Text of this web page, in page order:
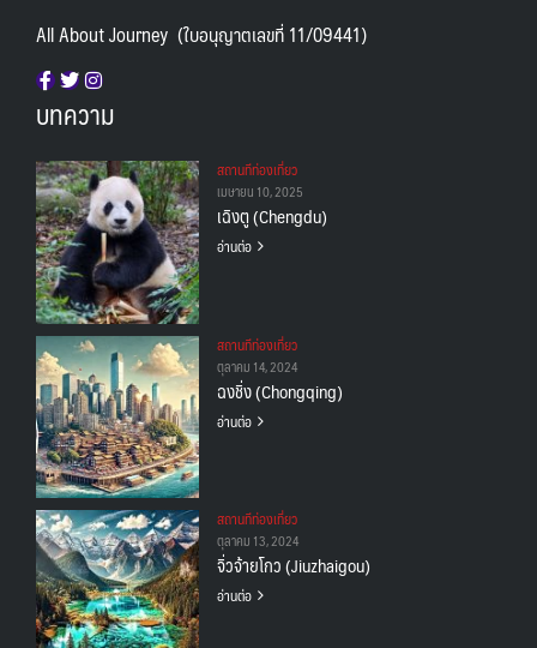
All About Journey (ใบอนุญาตเลขที่ 11/09441)
บทความ
สถานทีท่องเที่ยว
เมษายน 10, 2025
เฉิงตู (Chengdu)
อ่านต่อ
สถานทีท่องเที่ยว
ตุลาคม 14, 2024
ฉงชิ่ง (Chongqing)
อ่านต่อ
สถานทีท่องเที่ยว
ตุลาคม 13, 2024
จิ่วจ้ายโกว (Jiuzhaigou)
อ่านต่อ